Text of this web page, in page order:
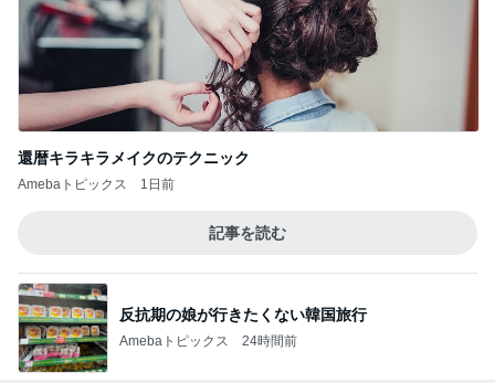
還暦キラキラメイクのテクニック
Amebaトピックス 1日前
記事を読む
反抗期の娘が行きたくない韓国旅行
Amebaトピックス 24時間前